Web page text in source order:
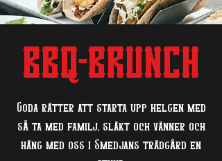
BBQ-BRUNCH
Goda rätter att starta upp helgen med
så ta med familj, släkt och vänner och
häng med oss i Smedjans trädgård en